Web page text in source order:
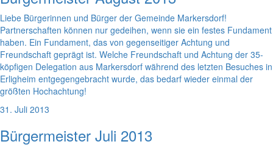
Liebe Bürgerinnen und Bürger der Gemeinde Markersdorf!
Partnerschaften können nur gedeihen, wenn sie ein festes Fundament
haben. Ein Fundament, das von gegenseitiger Achtung und
Freundschaft geprägt ist. Welche Freundschaft und Achtung der 35-
köpfigen Delegation aus Markersdorf während des letzten Besuches in
Erligheim entgegengebracht wurde, das bedarf wieder einmal der
größten Hochachtung!
31. Juli 2013
Bürgermeister Juli 2013